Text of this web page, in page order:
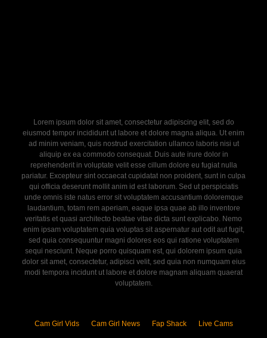
Lorem ipsum dolor sit amet, consectetur adipiscing elit, sed do
eiusmod tempor incididunt ut labore et dolore magna aliqua. Ut enim
ad minim veniam, quis nostrud exercitation ullamco laboris nisi ut
aliquip ex ea commodo consequat. Duis aute irure dolor in
reprehenderit in voluptate velit esse cillum dolore eu fugiat nulla
pariatur. Excepteur sint occaecat cupidatat non proident, sunt in culpa
qui officia deserunt mollit anim id est laborum. Sed ut perspiciatis
unde omnis iste natus error sit voluptatem accusantium doloremque
laudantium, totam rem aperiam, eaque ipsa quae ab illo inventore
veritatis et quasi architecto beatae vitae dicta sunt explicabo. Nemo
enim ipsam voluptatem quia voluptas sit aspernatur aut odit aut fugit,
sed quia consequuntur magni dolores eos qui ratione voluptatem
sequi nesciunt. Neque porro quisquam est, qui dolorem ipsum quia
dolor sit amet, consectetur, adipisci velit, sed quia non numquam eius
modi tempora incidunt ut labore et dolore magnam aliquam quaerat
voluptatem.
Cam Girl Vids Cam Girl News Fap Shack Live Cams